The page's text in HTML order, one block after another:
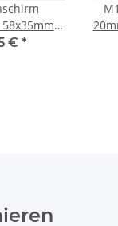
E14 und
€ *